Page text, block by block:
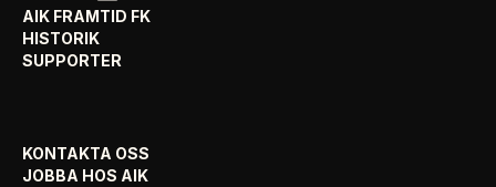
AIK FRAMTID FK
HISTORIK
SUPPORTER
KONTAKTA OSS
JOBBA HOS AIK